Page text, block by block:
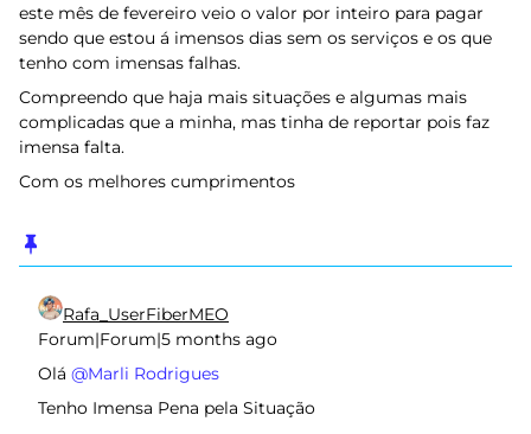
este mês de fevereiro veio o valor por inteiro para pagar
sendo que estou á imensos dias sem os serviços e os que
tenho com imensas falhas.
Compreendo que haja mais situações e algumas mais
complicadas que a minha, mas tinha de reportar pois faz
imensa falta.
Com os melhores cumprimentos
Rafa_UserFiberMEO
Forum|Forum|5 months ago
Olá ​ @Marli Rodrigues
Tenho Imensa Pena pela Situação